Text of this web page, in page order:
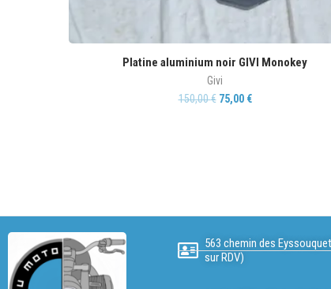
Platine aluminium noir GIVI Monokey
Givi
150,00€ 75,00 €
563 chemin des
sur RDV)